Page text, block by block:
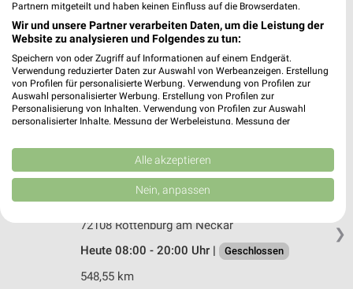
537,22 km
Rossmann Eningen
In der Raite 20
72800 Eningen
Heute 08:00 - 20:00 Uhr | Geschlossen
❯
dm Rottenburg am Neckar
72108 Rottenburg am Neckar
Heute 08:00 - 20:00 Uhr |
Geschlossen
548,55 km
Partnern mitgeteilt und haben keinen Einfluss auf die Browserdaten.
Wir und unsere Partner verarbeiten Daten, um die Leistung der
Website zu analysieren und Folgendes zu tun:
Speichern von oder Zugriff auf Informationen auf einem Endgerät.
Verwendung reduzierter Daten zur Auswahl von Werbeanzeigen. Erstellung
von Profilen für personalisierte Werbung. Verwendung von Profilen zur
Auswahl personalisierter Werbung. Erstellung von Profilen zur
Personalisierung von Inhalten. Verwendung von Profilen zur Auswahl
personalisierter Inhalte. Messung der Werbeleistung. Messung der
Kombinationen von Daten aus verschiedenen Quellen. Entwicklung und
Verbesserung der Angebote. Verwendung reduzierter Daten zur Auswahl
von Inhalten.
Daten können außerhalb der Europäischen Union weitergegeben und in die
USA gesendet werden.
Website/App.
Partnerliste anzeigen (1 IAB-Anbieter)
Wir nutzen Ihre Daten für folgende Zwecke:
Alle akzeptieren
Nein, anpassen